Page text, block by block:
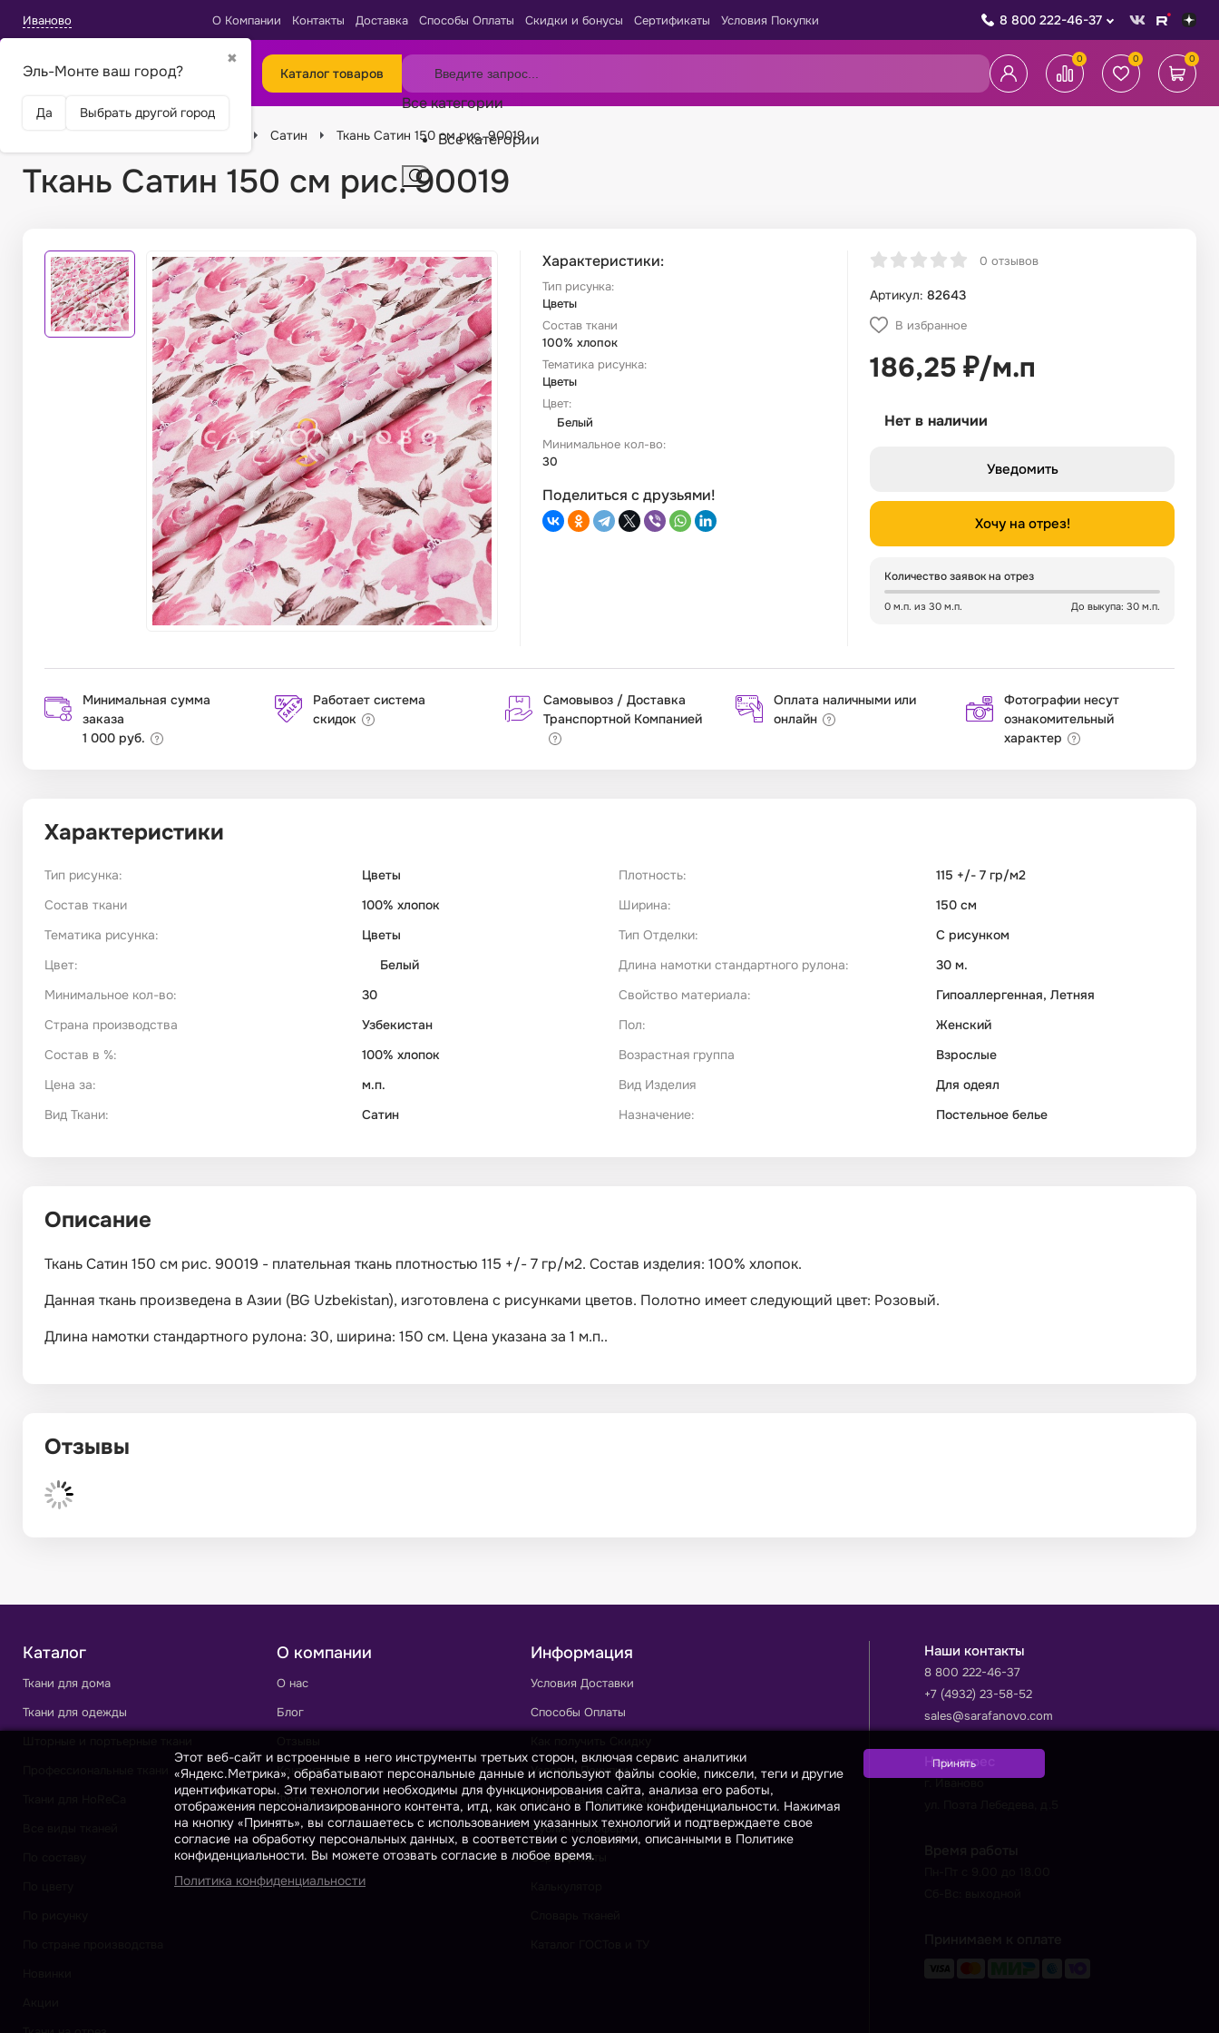
Иваново
✖
Эль-Монте ваш город?
Да Выбрать другой город
О Компании Контакты Доставка Способы Оплаты Скидки и бонусы Сертификаты Условия Покупки 8 800 222-46-37
Каталог товаров
Все категории
Все категории
0 0 0
Сатин Ткань Сатин 150 см рис. 90019
Ткань Сатин 150 см рис. 90019
Характеристики:
Тип рисунка:
Цветы
Состав ткани
100% хлопок
Тематика рисунка:
Цветы
Цвет:
Белый
Минимальное кол-во:
30
Поделиться с друзьями!
0 отзывов
Артикул: 82643
В избранное
186,25 ₽/м.п
Нет в наличии
Уведомить
Хочу на отрез!
Количество заявок на отрез
0 м.п. из 30 м.п. До выкупа: 30 м.п.
Минимальная сумма
заказа
1 000 руб.
Работает система
скидок
Самовывоз / Доставка
Транспортной Компанией
Оплата наличными или
онлайн
Фотографии несут
ознакомительный
характер
Характеристики
Тип рисунка:
Цветы
Состав ткани
100% хлопок
Тематика рисунка:
Цветы
Цвет:
Белый
Минимальное кол-во:
30
Страна производства
Узбекистан
Состав в %:
100% хлопок
Цена за:
м.п.
Вид Ткани:
Сатин
Плотность:
115 +/- 7 гр/м2
Ширина:
150 см
Тип Отделки:
С рисунком
Длина намотки стандартного рулона:
30 м.
Свойство материала:
Гипоаллергенная, Летняя
Пол:
Женский
Возрастная группа
Взрослые
Вид Изделия
Для одеял
Назначение:
Постельное белье
Описание
Ткань Сатин 150 см рис. 90019 - плательная ткань плотностью 115 +/- 7 гр/м2. Состав изделия: 100% хлопок.
Данная ткань произведена в Азии (BG Uzbekistan), изготовлена с рисунками цветов. Полотно имеет следующий цвет: Розовый.
Длина намотки стандартного рулона: 30, ширина: 150 см. Цена указана за 1 м.п..
Отзывы
Каталог
Ткани для дома
Ткани для одежды
О компании
О нас
Блог
Контакты
Форум
Информация
Условия Доставки
Способы Оплаты
Условия Покупки
Политика конфиденциальности
Публичная оферта
Сертификаты
Наши контакты
8 800 222-46-37
+7 (4932) 23-58-52
sales@sarafanovo.com
Наш адрес
г. Иваново
Время работы
Принимаем к оплате
Этот веб-сайт и встроенные в него инструменты третьих сторон, включая сервис аналитики
«Яндекс.Метрика», обрабатывают персональные данные и используют файлы cookie, пиксели, теги и другие
идентификаторы. Эти технологии необходимы для функционирования сайта, анализа его работы,
отображения персонализированного контента, итд, как описано в Политике конфиденциальности. Нажимая
на кнопку «Принять», вы соглашаетесь с использованием указанных технологий и подтверждаете свое
согласие на обработку персональных данных, в соответствии с условиями, описанными в Политике
конфиденциальности. Вы можете отозвать согласие в любое время.
Политика конфиденциальности